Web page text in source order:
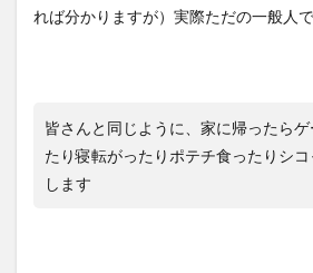
れば分かりますが）実際ただの一般人で
皆さんと同じように、家に帰ったらゲ
たり寝転がったりポテチ食ったりシコ
します